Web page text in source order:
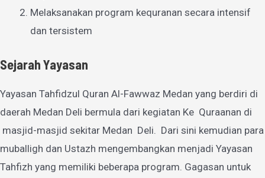
Melaksanakan program kequranan secara intensif
dan tersistem
Sejarah Yayasan
Yayasan Tahfidzul Quran Al-Fawwaz Medan yang berdiri di
daerah Medan Deli bermula dari kegiatan Ke Quraanan di
masjid-masjid sekitar Medan Deli. Dari sini kemudian para
muballigh dan Ustazh mengembangkan menjadi Yayasan
Tahfizh yang memiliki beberapa program. Gagasan untuk